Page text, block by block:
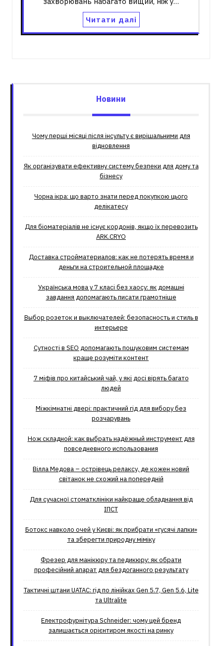
Читати далі
Новини
Чому перші місяці після інсульту є вирішальними для
відновлення
Як організувати ефективну систему безпеки для дому та
бізнесу
Чорна ікра: що варто знати перед покупкою цього
делікатесу
Для біоматеріалів не існує кордонів, якщо їх перевозить
ARK.CRYO
Доставка стройматериалов: как не потерять время и
деньги на строительной площадке
Українська мова у 7 класі без хаосу: як домашні
завдання допомагають писати грамотніше
Выбор розеток и выключателей: безопасность и стиль в
интерьере
Сутності в SEO допомагають пошуковим системам
краще розуміти контент
7 міфів про китайський чай, у які досі вірять багато
людей
Міжкімнатні двері: практичний гід для вибору без
розчарувань
Нож складной: как выбрать надёжный инструмент для
повседневного использования
Вілла Медова – острівець релаксу, де кожен новий
світанок не схожий на попередній
Для сучасної стоматклініки найкраще обладнання від
ІПСТ
Ботокс навколо очей у Києві: як прибрати «гусячі лапки»
та зберегти природну міміку
Фрезер для манікюру та педикюру: як обрати
професійний апарат для бездоганного результату
Тактичні штани UATAC: гід по лінійках Gen 5.7, Gen 5.6, Lite
та Ultralite
Електрофурнітура Schneider: чому цей бренд
залишається орієнтиром якості на ринку